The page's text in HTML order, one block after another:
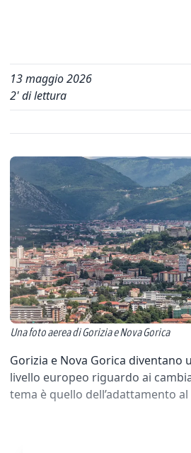
13 maggio 2026
2' di lettura
Una foto aerea di Gorizia e Nova Gorica
Gorizia e Nova Gorica diventano
livello europeo riguardo ai
tema è quello dell’adattamento